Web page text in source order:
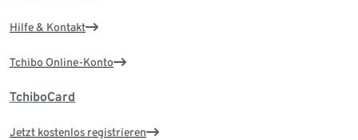
Hilfe & Kontakt
Tchibo Online-Konto
TchiboCard
Jetzt kostenlos registrieren